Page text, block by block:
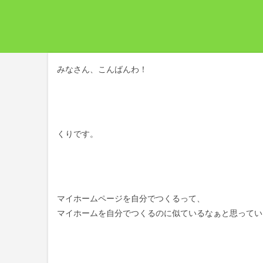
みなさん、こんばんわ！
くりです。
マイホームページを自分でつくるって、
マイホームを自分でつくるのに似ているなぁと思って